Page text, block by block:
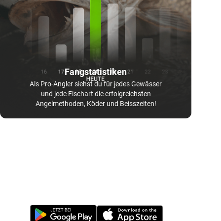
Fangstatistiken
Als Pro-Angler siehst du für jedes Gewässer
und jede Fischart die erfolgreichsten
Angelmethoden, Köder und Beisszeiten!